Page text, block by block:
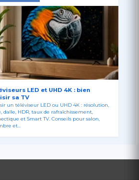
LED et UHD 4K : bien
sa TV
un téléviseur LED ou UHD 4K : résolution,
dalle, HDR, taux de rafraîchissement,
et Smart TV. Conseils pour salon,
et...